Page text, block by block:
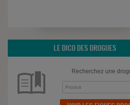
LE DICO DES DROGUES
Recherchez une